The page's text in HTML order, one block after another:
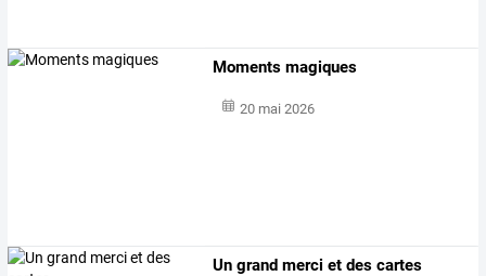
Moments magiques
20 mai 2026
Un grand merci et des cartes